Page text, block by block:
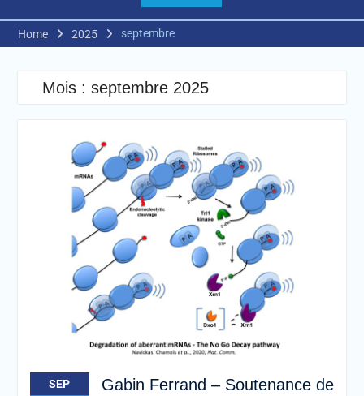
Home 2025 septembre
Mois : septembre 2025
SEP
Gabin Ferrand – Soutenance de